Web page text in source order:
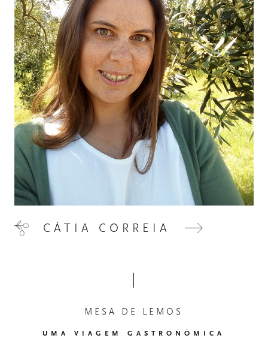
06 CONTACTO
CÁTIA CORREIA
MESA DE LEMOS
UMA VIAGEM GASTRONÔMICA